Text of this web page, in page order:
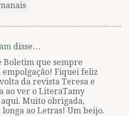
disse…
Boletim que sempre
empolgação! Fiquei feliz
da revista Teresa e
ao ver o LiteraTamy
Muito obrigada,
longa ao Letras! Um beijo.